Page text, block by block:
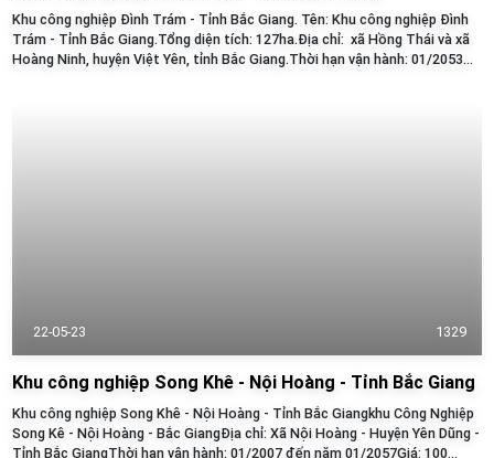
Khu công nghiệp Đình Trám - Tỉnh Bắc Giang. Tên: Khu công nghiệp Đình
Trám - Tỉnh Bắc Giang.Tổng diện tích: 127ha.Địa chỉ: xã Hồng Thái và xã
Hoàng Ninh, huyện Việt Yên, tỉnh Bắc Giang.Thời hạn vận hành: 01/2053...
22-05-23 1329
Khu công nghiệp Song Khê - Nội Hoàng - Tỉnh Bắc Giang
Khu công nghiệp Song Khê - Nội Hoàng - Tỉnh Bắc Giangkhu Công Nghiệp
Song Kê - Nội Hoàng - Bắc GiangĐịa chỉ: Xã Nội Hoàng - Huyện Yên Dũng -
Tỉnh Bắc GiangThời hạn vận hành: 01/2007 đến năm 01/2057Giá: 100